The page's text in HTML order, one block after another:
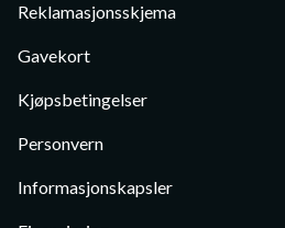
Reklamasjonsskjema
Gavekort
Kjøpsbetingelser
Personvern
Informasjonskapsler